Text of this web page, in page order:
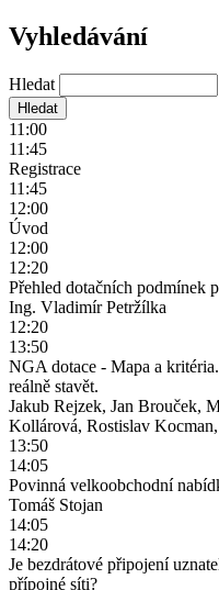
Vyhledávání
Hledat
11:00
11:45
Registrace
11:45
12:00
Úvod
12:00
12:20
Přehled dotačních podmínek
Ing. Vladimír Petržílka
12:20
13:50
NGA dotace - Mapa a
reálně stavět.
Jakub Rejzek, Jan Brouček,
Kollárová, Rostislav
13:50
14:05
Povinná velkoobchodní
Tomáš Stojan
14:05
14:20
Je bezdrátové připojení
přípojné síti?